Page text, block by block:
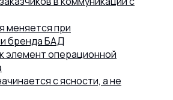
меняется при
бренда БАД
элемент операционной
с ясности, а не